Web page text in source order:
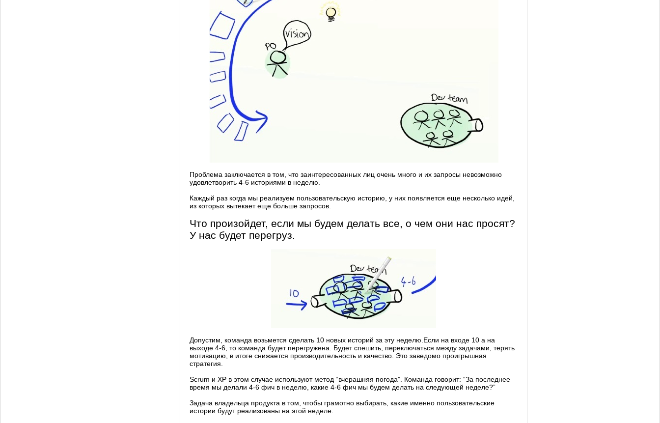
Проблема заключается в том, что заинтересованных лиц очень много и их запросы невозможно
удовлетворить 4-6 историями в неделю.
Каждый раз когда мы реализуем пользовательскую историю, у них появляется еще несколько идей,
из которых вытекает еще больше запросов.
Что произойдет, если мы будем делать все, о чем они нас просят?
У нас будет перегруз.
Допустим, команда возьмется сделать 10 новых историй за эту неделю.Если на входе 10 а на
выходе 4-6, то команда будет перегружена. Будет спешить, переключаться между задачами, терять
мотивацию, в итоге снижается производительность и качество. Это заведомо проигрышная
стратегия.
Scrum и XP в этом случае используют метод “вчерашняя погода”. Команда говорит: “За последнее
время мы делали 4-6 фич в неделю, какие 4-6 фич мы будем делать на следующей неделе?”
Задача владельца продукта в том, чтобы грамотно выбирать, какие именно пользовательские
истории будут реализованы на этой неделе.